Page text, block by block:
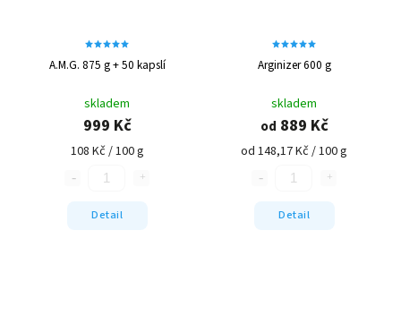
A.M.G. 875 g + 50 kapslí
skladem
999 Kč
108 Kč / 100 g
Detail
Arginizer 600 g
skladem
od 889 Kč
od 148,17 Kč / 100 g
Detail